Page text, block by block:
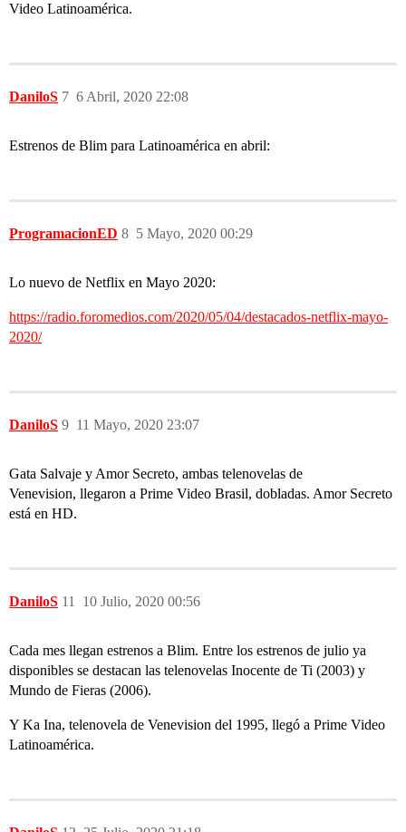
Video Latinoamérica.
DaniloS 6 Abril, 2020 22:08
7
Estrenos de Blim para Latinoamérica en abril:
ProgramacionED 5 Mayo, 2020 00:29
8
Lo nuevo de Netflix en Mayo 2020:
https://radio.foromedios.com/2020/05/04/destacados-netflix-mayo-
2020/
DaniloS 11 Mayo, 2020 23:07
9
Gata Salvaje y Amor Secreto, ambas telenovelas de
Venevision, llegaron a Prime Video Brasil, dobladas. Amor Secreto
está en HD.
DaniloS 10 Julio, 2020 00:56
11
Cada mes llegan estrenos a Blim. Entre los estrenos de julio ya
disponibles se destacan las telenovelas Inocente de Ti (2003) y
Mundo de Fieras (2006).
Y Ka Ina, telenovela de Venevision del 1995, llegó a Prime Video
Latinoamérica.